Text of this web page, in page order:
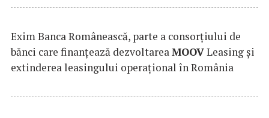
Exim Banca Românească, parte a consorțiului de
bănci care finanțează dezvoltareaMOOVLeasing și
extinderea leasingului operațional în România